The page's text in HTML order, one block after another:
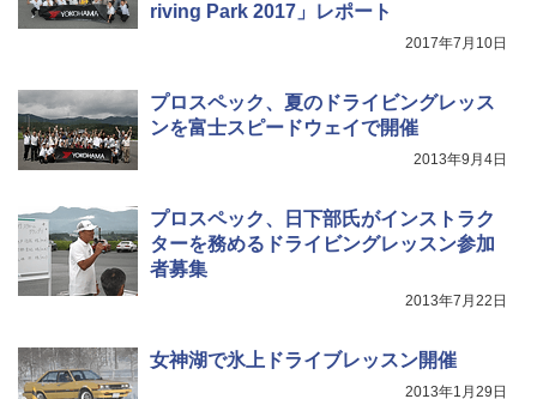
riving Park 2017」レポート
2017年7月10日
プロスペック、夏のドライビングレッス
ンを富士スピードウェイで開催
2013年9月4日
プロスペック、日下部氏がインストラク
ターを務めるドライビングレッスン参加
者募集
2013年7月22日
女神湖で氷上ドライブレッスン開催
2013年1月29日